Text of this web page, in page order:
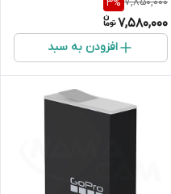
HERO12/11/10/9 Black {دوتایی}
7,580,000
افزودن به سبد